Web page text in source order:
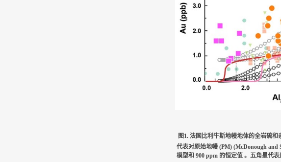
图1. 法国比利牛斯地幔地体的全岩硫和
代表对原始地幔 (PM) (McDonough and
模型和 900 ppm 的恒定值 。五角星代